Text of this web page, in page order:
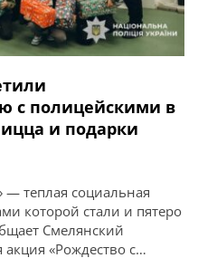
с полицейскими в
и подарки
— теплая социальная
которой стали и пятеро
Смелянский
«Рождество с